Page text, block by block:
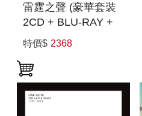
雷霆之聲 (豪華套裝
2CD + BLU-RAY +
DVD) DELICATE
SOUND OF
THUNDER (2CD+
BLU-RAY +DVD)
特價$ 2368